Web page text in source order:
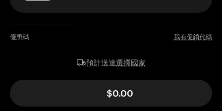
優惠碼 我有促銷代碼
預計送達選擇國家
$0.00